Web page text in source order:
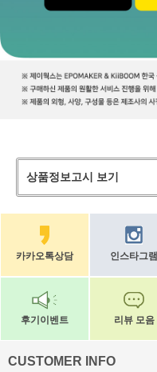
상품정보고시 보기
카카오톡상담 인스타그램
후기이벤트 리뷰 모음
CUSTOMER INFO